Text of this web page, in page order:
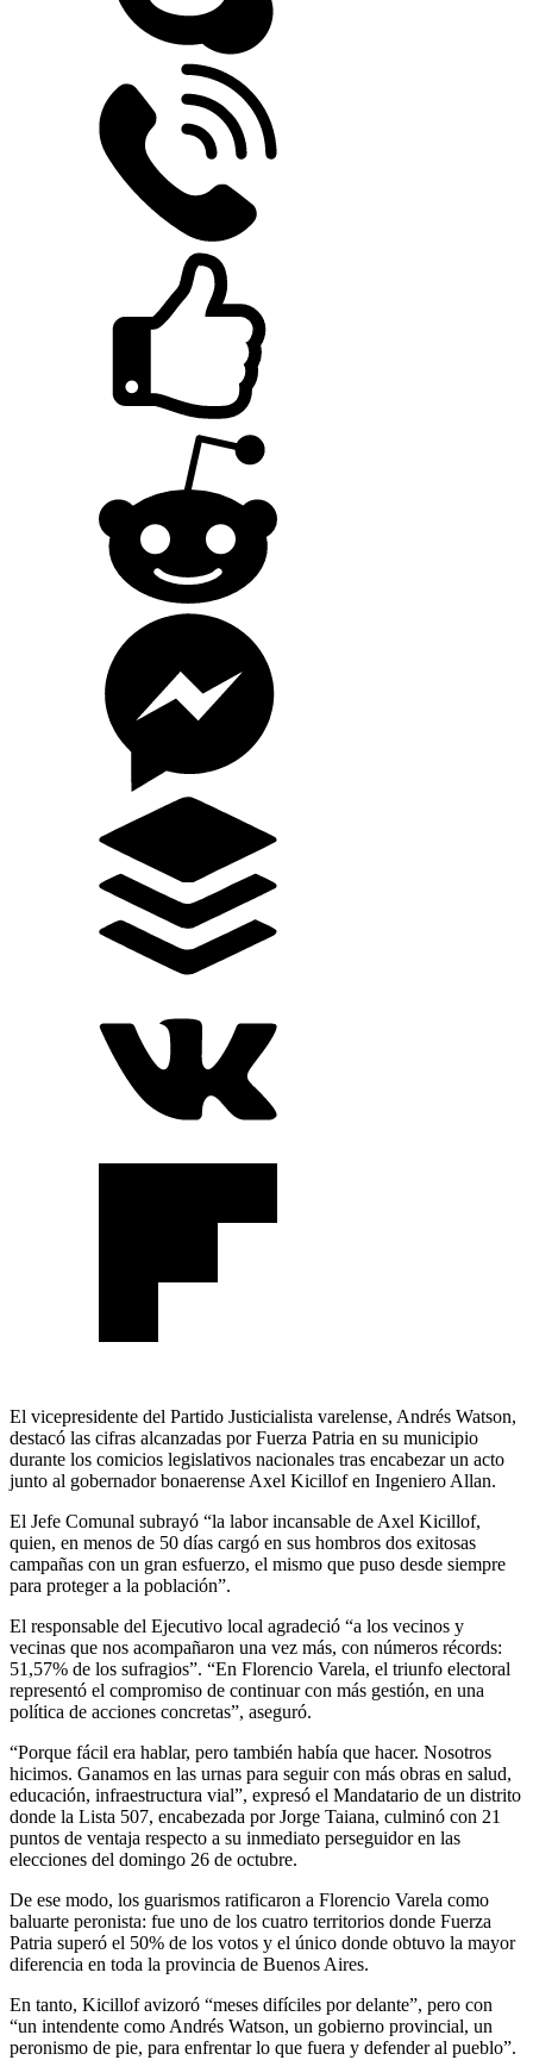
El vicepresidente del Partido Justicialista varelense, Andrés Watson,
destacó las cifras alcanzadas por Fuerza Patria en su municipio
durante los comicios legislativos nacionales tras encabezar un acto
junto al gobernador bonaerense Axel Kicillof en Ingeniero Allan.
El Jefe Comunal subrayó “la labor incansable de Axel Kicillof,
quien, en menos de 50 días cargó en sus hombros dos exitosas
campañas con un gran esfuerzo, el mismo que puso desde siempre
para proteger a la población”.
El responsable del Ejecutivo local agradeció “a los vecinos y
vecinas que nos acompañaron una vez más, con números récords:
51,57% de los sufragios”. “En Florencio Varela, el triunfo electoral
representó el compromiso de continuar con más gestión, en una
política de acciones concretas”, aseguró.
“Porque fácil era hablar, pero también había que hacer. Nosotros
hicimos. Ganamos en las urnas para seguir con más obras en salud,
educación, infraestructura vial”, expresó el Mandatario de un distrito
donde la Lista 507, encabezada por Jorge Taiana, culminó con 21
puntos de ventaja respecto a su inmediato perseguidor en las
elecciones del domingo 26 de octubre.
De ese modo, los guarismos ratificaron a Florencio Varela como
baluarte peronista: fue uno de los cuatro territorios donde Fuerza
Patria superó el 50% de los votos y el único donde obtuvo la mayor
diferencia en toda la provincia de Buenos Aires.
En tanto, Kicillof avizoró “meses difíciles por delante”, pero con
“un intendente como Andrés Watson, un gobierno provincial, un
peronismo de pie, para enfrentar lo que fuera y defender al pueblo”.